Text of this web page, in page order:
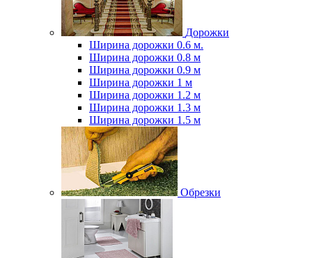
Дорожки
Ширина дорожки 0.6 м.
Ширина дорожки 0.8 м
Ширина дорожки 0.9 м
Ширина дорожки 1 м
Ширина дорожки 1.2 м
Ширина дорожки 1.3 м
Ширина дорожки 1.5 м
Обрезки